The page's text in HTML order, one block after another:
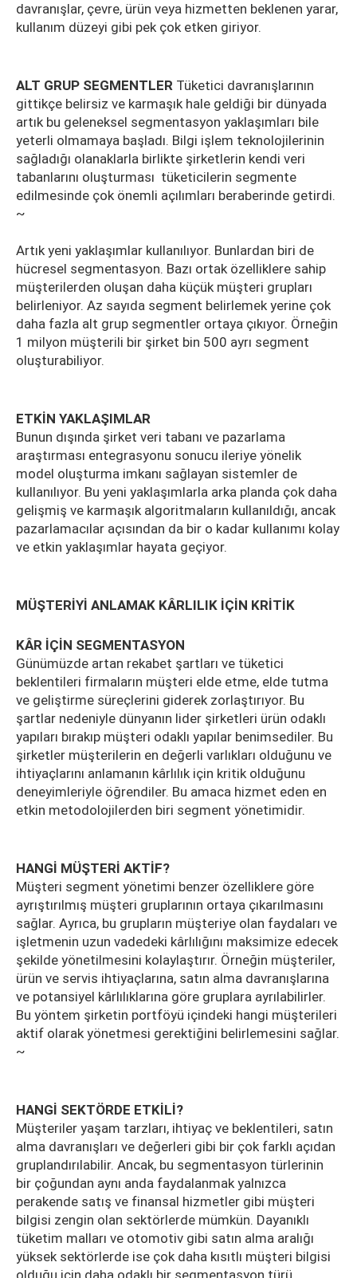
davranışlar, çevre, ürün veya hizmetten beklenen yarar,
kullanım düzeyi gibi pek çok etken giriyor.
ALT GRUP SEGMENTLER Tüketici davranışlarının
gittikçe belirsiz ve karmaşık hale geldiği bir dünyada
artık bu geleneksel segmentasyon yaklaşımları bile
yeterli olmamaya başladı. Bilgi işlem teknolojilerinin
sağladığı olanaklarla birlikte şirketlerin kendi veri
tabanlarını oluşturması tüketicilerin segmente
edilmesinde çok önemli açılımları beraberinde getirdi.
~
Artık yeni yaklaşımlar kullanılıyor. Bunlardan biri de
hücresel segmentasyon. Bazı ortak özelliklere sahip
müşterilerden oluşan daha küçük müşteri grupları
belirleniyor. Az sayıda segment belirlemek yerine çok
daha fazla alt grup segmentler ortaya çıkıyor. Örneğin
1 milyon müşterili bir şirket bin 500 ayrı segment
oluşturabiliyor.
ETKİN YAKLAŞIMLAR
Bunun dışında şirket veri tabanı ve pazarlama
araştırması entegrasyonu sonucu ileriye yönelik
model oluşturma imkanı sağlayan sistemler de
kullanılıyor. Bu yeni yaklaşımlarla arka planda çok daha
gelişmiş ve karmaşık algoritmaların kullanıldığı, ancak
pazarlamacılar açısından da bir o kadar kullanımı kolay
ve etkin yaklaşımlar hayata geçiyor.
MÜŞTERİYİ ANLAMAK KÂRLILIK İÇİN KRİTİK
KÂR İÇİN SEGMENTASYON
Günümüzde artan rekabet şartları ve tüketici
beklentileri firmaların müşteri elde etme, elde tutma
ve geliştirme süreçlerini giderek zorlaştırıyor. Bu
şartlar nedeniyle dünyanın lider şirketleri ürün odaklı
yapıları bırakıp müşteri odaklı yapılar benimsediler. Bu
şirketler müşterilerin en değerli varlıkları olduğunu ve
ihtiyaçlarını anlamanın kârlılık için kritik olduğunu
deneyimleriyle öğrendiler. Bu amaca hizmet eden en
etkin metodolojilerden biri segment yönetimidir.
HANGİ MÜŞTERİ AKTİF?
Müşteri segment yönetimi benzer özelliklere göre
ayrıştırılmış müşteri gruplarının ortaya çıkarılmasını
sağlar. Ayrıca, bu grupların müşteriye olan faydaları ve
işletmenin uzun vadedeki kârlılığını maksimize edecek
şekilde yönetilmesini kolaylaştırır. Örneğin müşteriler,
ürün ve servis ihtiyaçlarına, satın alma davranışlarına
ve potansiyel kârlılıklarına göre gruplara ayrılabilirler.
Bu yöntem şirketin portföyü içindeki hangi müşterileri
aktif olarak yönetmesi gerektiğini belirlemesini sağlar.
~
HANGİ SEKTÖRDE ETKİLİ?
Müşteriler yaşam tarzları, ihtiyaç ve beklentileri, satın
alma davranışları ve değerleri gibi bir çok farklı açıdan
gruplandırılabilir. Ancak, bu segmentasyon türlerinin
bir çoğundan aynı anda faydalanmak yalnızca
perakende satış ve finansal hizmetler gibi müşteri
bilgisi zengin olan sektörlerde mümkün. Dayanıklı
tüketim malları ve otomotiv gibi satın alma aralığı
yüksek sektörlerde ise çok daha kısıtlı müşteri bilgisi